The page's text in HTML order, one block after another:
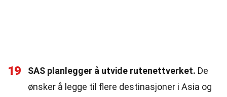
19 SAS planlegger å utvide rutenettverket. De
ønsker å legge til flere destinasjoner i Asia og